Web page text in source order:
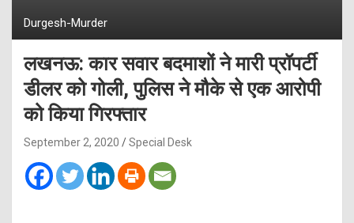
Durgesh-Murder
लखनऊ: कार सवार बदमाशों ने मारी प्रॉपर्टी
डीलर को गोली, पुलिस ने मौके से एक आरोपी
को किया गिरफ्तार
September 2, 2020 Special Desk